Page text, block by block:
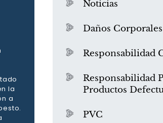
la
a
Noticias
Daños Corporales
Responsabilidad
Responsabilidad
Productos
PVC